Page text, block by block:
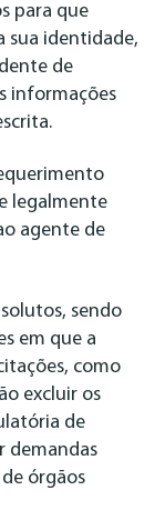
para que
sua identidade,
de
informações
legalmente
agente de
sendo
em que a
como
excluir os
de
demandas
órgãos